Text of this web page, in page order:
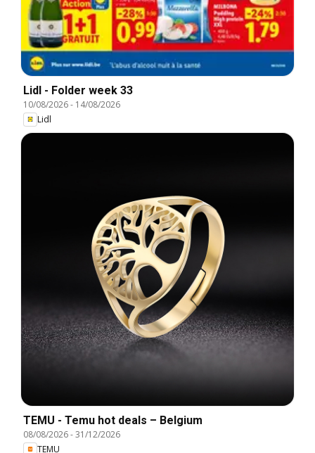
Lidl - Folder week 33
10/08/2026- 14/08/2026
Lidl
TEMU - Temu hot deals – Belgium
08/08/2026-31/12/2026
TEMU